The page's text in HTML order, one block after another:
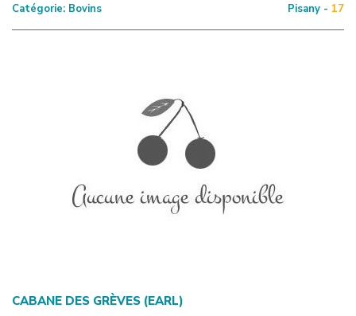
Catégorie: Bovins Pisany - 17
CABANE DES GRÈVES (EARL)